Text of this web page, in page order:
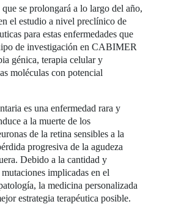
se prolongará a lo largo del año,
el estudio a nivel preclínico de
para estas enfermedades que
de investigación en CABIMER
génica, terapia celular y
moléculas con potencial
es una enfermedad rara y
a la muerte de los
de la retina sensibles a la
progresiva de la agudeza
Debido a la cantidad y
implicadas en el
la medicina personalizada
estrategia terapéutica posible.